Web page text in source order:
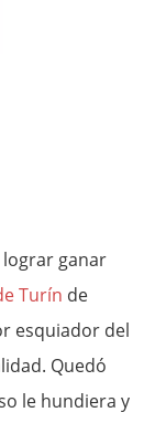
lograr ganar
Turín de
esquiador del
Quedó
le hundiera y